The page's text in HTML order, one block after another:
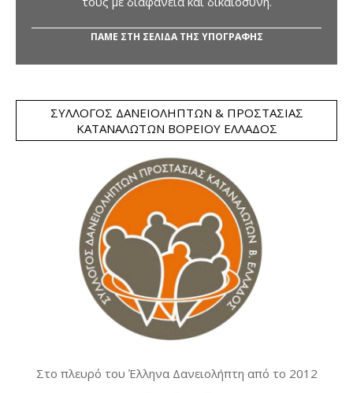
ΠΑΜΕ ΣΤΗ ΣΕΛΙΔΑ ΤΗΣ ΥΠΟΓΡΑΦΗΣ
ΣΎΛΛΟΓΟΣ ΔΑΝΕΙΟΛΗΠΤΏΝ & ΠΡΟΣΤΑΣΊΑΣ
ΚΑΤΑΝΑΛΩΤΏΝ ΒΟΡΕΊΟΥ ΕΛΛΆΔΟΣ
Στο πλευρό του Έλληνα Δανειολήπτη από το 2012